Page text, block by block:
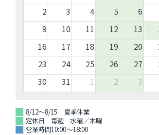
2
3 4 5 6
9
10 11 12 13
16
17 18 19 20
23
24 25 26 27
30
31 1 2 3
8/12～8/15 夏季休業
定休日 毎週 水曜／木曜
営業時間10:00～18:00